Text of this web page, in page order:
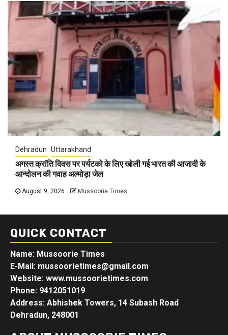
Dehradun Uttarakhand
अगस्त क्रांति दिवस पर पर्यटको के लिए खोली गई भारत की आजादी के
आन्दोलन की गवाह अल्मोड़ा जेल
August 9, 2026 Mussoorie Times
QUICK CONTACT
Name: Mussoorie Times
E-Mail: mussoorietimes@gmail.com
Website: www.mussoorietimes.com
Phone: 9412051019
Address: Abhishek Towers, 14 Subash Road
Dehradun, 248001